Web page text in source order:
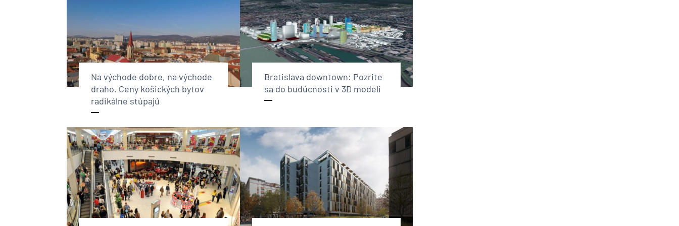
Na východe dobre, na východe
draho. Ceny košických bytov
radikálne stúpajú
Bratislava downtown: Pozrite
sa do budúcnosti v 3D modeli